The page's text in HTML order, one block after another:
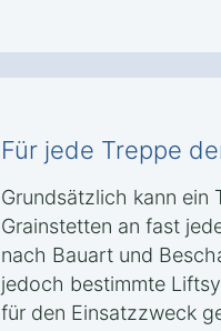
Für jede Treppe
Grundsätzlich kann ein
Grainstetten an fast
nach Bauart und
jedoch bestimmte
für den Einsatzzweck